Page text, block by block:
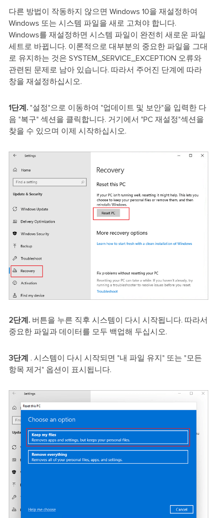
다른 방법이 작동하지 않으면 Windows 10을 재설정하여
Windows 또는 시스템 파일을 새로 고쳐야 합니다.
Windows를 재설정하면 시스템 파일이 완전히 새로운 파일
세트로 바뀝니다. 이론적으로 대부분의 중요한 파일을 그대
로 유지하는 것은 SYSTEM_SERVICE_EXCEPTION 오류와
관련된 문제로 남아 있습니다. 따라서 주어진 단계에 따라
창을 재설정하십시오.
1단계."설정"으로 이동하여 "업데이트 및 보안"을 입력한 다
음 "복구" 섹션을 클릭합니다. 거기에서 "PC 재설정"섹션을
찾을 수 있으며 이제 시작하십시오.
2단계.버튼을 누른 직후 시스템이 다시 시작됩니다. 따라서
중요한 파일과 데이터를 모두 백업해 두십시오.
3단계
. 시스템이 다시 시작되면 "내 파일 유지" 또는 "모든
항목 제거" 옵션이 표시됩니다.